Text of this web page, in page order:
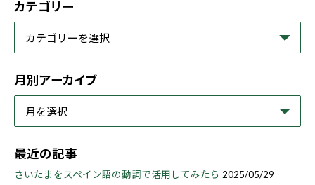
カテゴリー
月別アーカイブ
最近の記事
さいたまをスペイン語の動詞で活用してみたら 2025/05/29